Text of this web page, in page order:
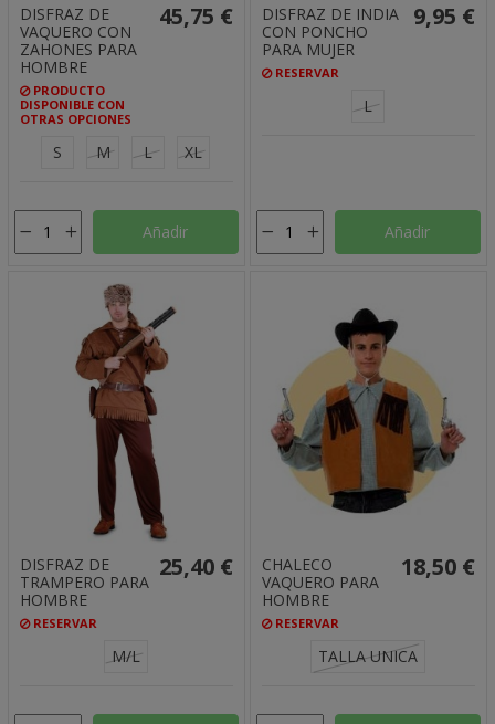
DISFRAZ DE
VAQUERO CON
ZAHONES PARA
HOMBRE
PRODUCTO
DISPONIBLE CON
OTRAS OPCIONES
45,75 €
S M L XL
Añadir
DISFRAZ DE INDIA
CON PONCHO
PARA MUJER
RESERVAR
9,95 €
L
Añadir
DISFRAZ DE
TRAMPERO PARA
HOMBRE
RESERVAR
25,40 €
M/L
CHALECO
VAQUERO PARA
HOMBRE
RESERVAR
18,50 €
TALLA UNICA